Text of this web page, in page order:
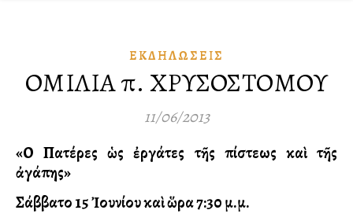
ἘΚΔΗΛΏΣΕΙΣ
ΟΜΙΛΙΑ π. ΧΡΥΣΟΣΤΟΜΟΥ
11/06/2013
«Οἱ Πατέρες ὡς ἐργάτες τῆς πίστεως καὶ τῆς
ἀγάπης»
Σάββατο 15 Ἰουνίου καὶ ὥρα 7:30 μ.μ.